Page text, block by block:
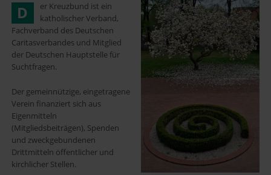
D
er Kreuzbund ist ein
katholischer Verband,
Fachverband des Deutschen
Caritasverbandes und Mitglied
der Deutschen Hauptstelle für
Suchtfragen.
Der gemeinnützige, eingetragene
Verein finanziert sich aus
Eigenmitteln
(Mitgliedsbeiträgen), Spenden
und zweckgebundenen
Drittmitteln öffentlicher und
kirchlicher Stellen.